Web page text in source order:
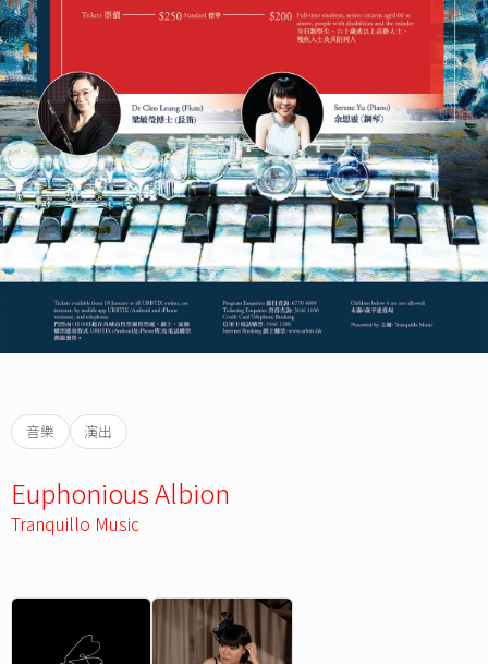
音樂 演出
Euphonious Albion
Tranquillo Music